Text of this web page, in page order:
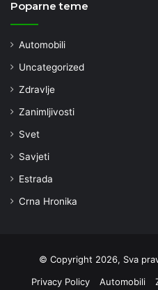
Poparne teme
Automobili
Uncategorized
Zdravlje
Zanimljivosti
Svet
Savjeti
Estrada
Crna Hronika
© Copyright 2026, Sva
Privacy Policy
Automobili